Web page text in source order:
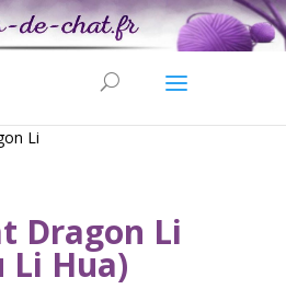
Li
Dragon Li
Li Hua)